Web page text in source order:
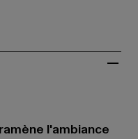
l'ambiance